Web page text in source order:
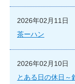
2026年02月11日
茶ーハン
2026年02月10日
とある日の休日～